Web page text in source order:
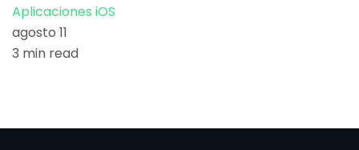
Aplicaciones iOS
agosto 11
3 min read